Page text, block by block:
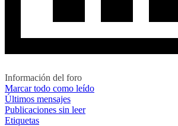
Información del foro
Marcar todo como leído
Últimos mensajes
Publicaciones sin leer
Etiquetas